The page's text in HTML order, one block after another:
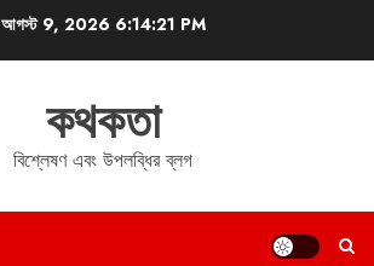
আগস্ট 9, 2026 6:14:21 PM
কথকতা
বিশ্লেষণ এবং উপলব্ধির ব্লগ